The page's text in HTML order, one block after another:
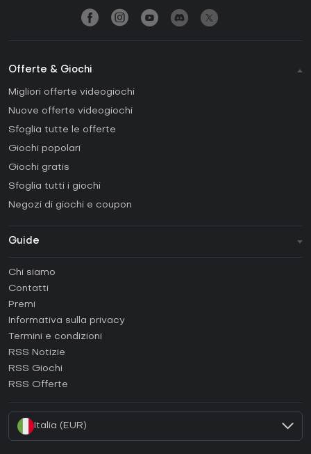
Offerte & Giochi
Migliori offerte videogiochi
Nuove offerte videogiochi
Sfoglia tutte le offerte
Giochi popolari
Giochi gratis
Sfoglia tutti i giochi
Negozi di giochi e coupon
Guide
Come attivare una Steam CD Key?
Come attivare una Epic Games CD Key?
Come attivare una GOG CD Key?
Come attivare una Ubisoft Connect CD Key?
Chi siamo
Contatti
Premi
Informativa sulla privacy
Termini e condizioni
RSS Notizie
RSS Giochi
RSS Offerte
Italia (EUR)